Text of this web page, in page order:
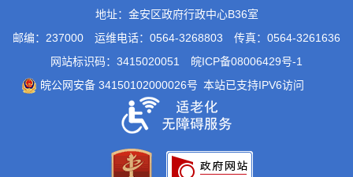
地址：金安区政府行政中心B36室
邮编：237000
运维电话：0564-3268803
传真：0564-3261636
网站标识码：3415020051
皖ICP备08006429号-1
皖公网安备 34150102000026号 本站已支持IPV6访问